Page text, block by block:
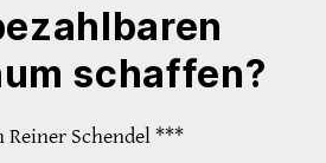
schaffen?
Schendel ***